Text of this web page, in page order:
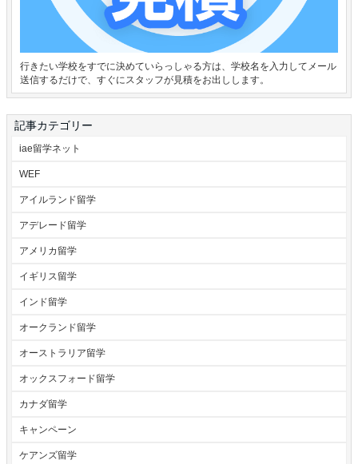
行きたい学校をすでに決めていらっしゃる方は、学校名を入力してメール
送信するだけで、すぐにスタッフが見積をお出しします。
記事カテゴリー
iae留学ネット
WEF
アイルランド留学
アデレード留学
アメリカ留学
イギリス留学
インド留学
オークランド留学
オーストラリア留学
オックスフォード留学
カナダ留学
キャンペーン
ケアンズ留学